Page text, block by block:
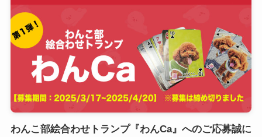
わんこ部絵合わせトランプ『わんCa』へのご応募誠に